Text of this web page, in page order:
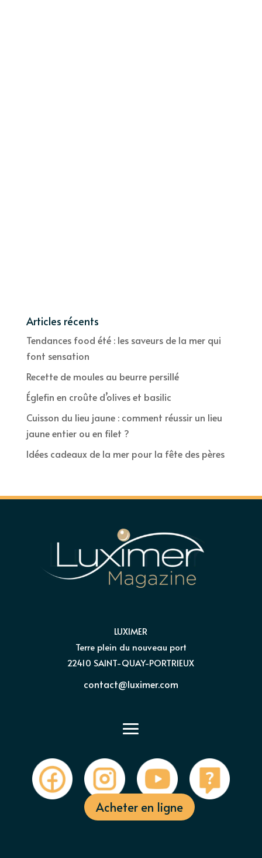
Articles récents
Tendances food été : les saveurs de la mer qui
font sensation
Recette de moules au beurre persillé
Églefin en croûte d’olives et basilic
Cuisson du lieu jaune : comment réussir un lieu
jaune entier ou en filet ?
Idées cadeaux de la mer pour la fête des pères
LUXIMER
Terre plein du nouveau port
22410 SAINT-QUAY-PORTRIEUX
contact@luximer.com
Acheter en ligne